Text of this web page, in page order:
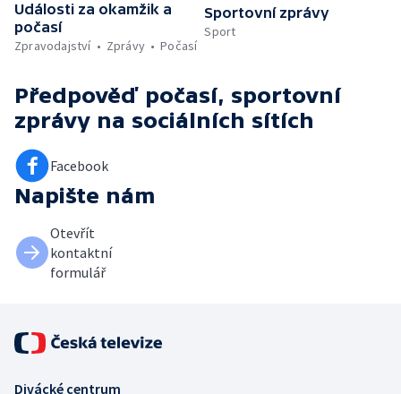
Události za okamžik a
počasí
Zpravodajství
Zprávy Počasí
Sportovní zprávy
Sport
Předpověď počasí, sportovní
zprávy na sociálních sítích
Facebook
Napište nám
Otevřít
kontaktní
formulář
Divácké centrum